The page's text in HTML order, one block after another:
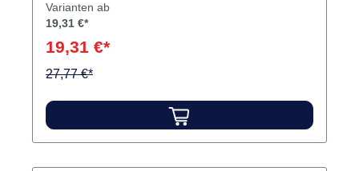
Diamantbeschichtung, sehr hohe Standzeiten
Diamantscheiben aus. Aufgrund ihrer
besonders dünnen Ausführung eig-nen sie sich
Scheibe
Varianten ab
19,31 €*
19,31 €*
27,77 €*